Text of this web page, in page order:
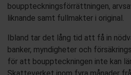
bouppteckningsförrättningen,
liknande samt fullmakter i original.
Ibland tar det lång tid att få in
banker, myndigheter och
för att bouppteckningen inte kan